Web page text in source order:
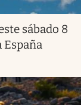
sábado 8
España